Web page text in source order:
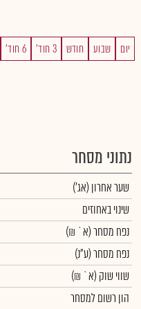
יום שבוע חודש 3 חוד' 6 חוד'
נתוני מסחר
שער אחרון (אג')
שינוי באחוזים
נפח מסחר(א` ₪)
נפח מסחר(ע"נ)
שווי שוק (א` ₪)
הון רשום למסחר